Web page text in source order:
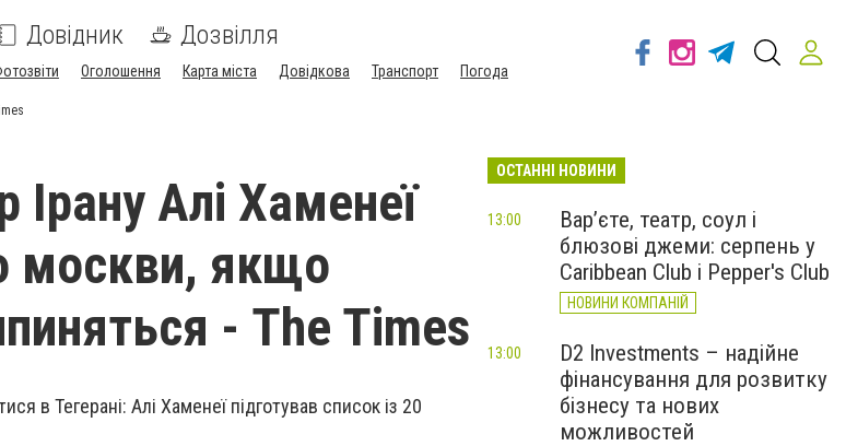
Довідник Дозвілля
Оголошення Карта міста Довідкова Транспорт Погода
Ірану Алі Хаменеї
москви, якщо
- The Times
в Тегерані: Алі Хаменеї підготував список із 20
ОСТАННІ НОВИНИ
Вар’єте, театр, соул і
блюзові джеми: серпень у
Caribbean Club і Pepper's Club
НОВИНИ КОМПАНІЙ
13:00
D2 Investments – надійне
фінансування для розвитку
бізнесу та нових
можливостей
13:00